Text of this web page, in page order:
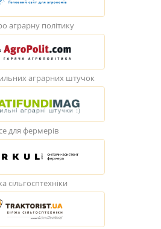
аграрну політику
аграрних штучок
для фермерів
сільгосптехніки